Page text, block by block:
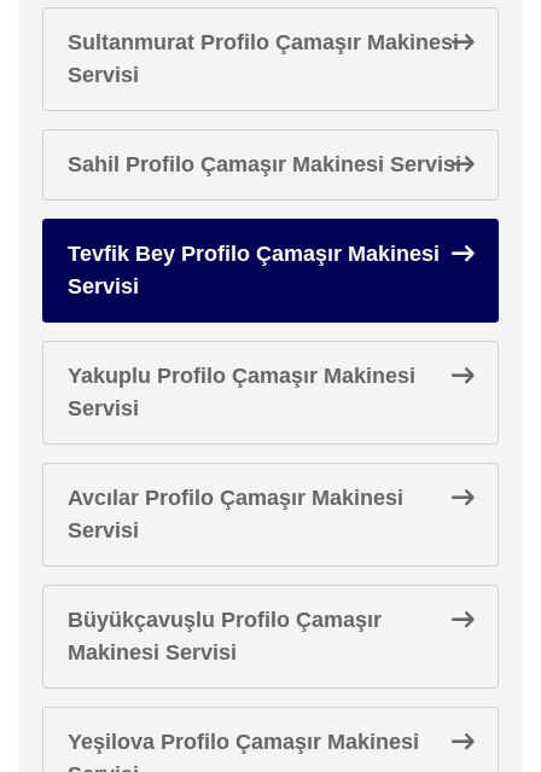
Sultanmurat Profilo Çamaşır Makinesi
Servisi
Sahil Profilo Çamaşır Makinesi Servisi
Tevfik Bey Profilo Çamaşır Makinesi
Servisi
Yakuplu Profilo Çamaşır Makinesi
Servisi
Avcılar Profilo Çamaşır Makinesi
Servisi
Büyükçavuşlu Profilo Çamaşır
Makinesi Servisi
Yeşilova Profilo Çamaşır Makinesi